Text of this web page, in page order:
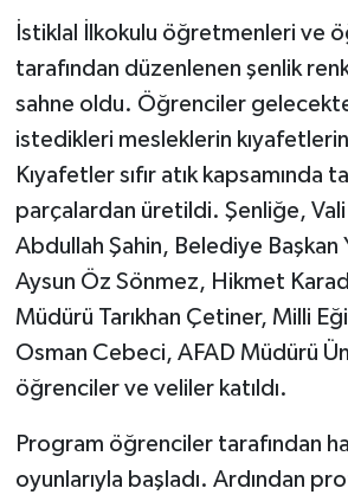
İstiklal İlkokulu öğretmenleri ve
tarafından düzenlenen şenlik
sahne oldu. Öğrenciler
istedikleri mesleklerin
Kıyafetler sıfır atık kapsamında
parçalardan üretildi. Şenliğe, Vali
Abdullah Şahin, Belediye Başkan
Aysun Öz Sönmez, Hikmet
Müdürü Tarıkhan Çetiner, Milli
Osman Cebeci, AFAD Müdürü
öğrenciler ve veliler katıldı.
Program öğrenciler tarafından
oyunlarıyla başladı. Ardından